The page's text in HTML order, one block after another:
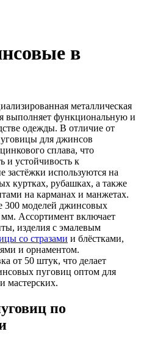
в
металлическая
выполняет функциональную и
одежды. В отличие от
для джинсов
сплава, что
и устойчивость к
застёжки используются на
куртках, рубашках, а также
на карманах и манжетах.
300 моделей джинсовых
Ассортимент включает
изделия с эмалевым
со стразами и блёстками,
и орнаментом.
от 50 штук, что делает
пуговиц оптом для
мастерских.
по